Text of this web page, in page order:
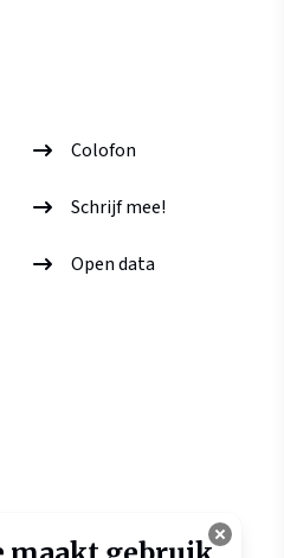
Colofon
Schrijf mee!
Open data